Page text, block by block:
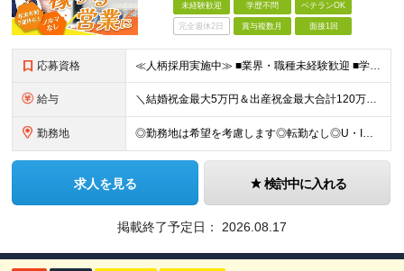
未経験歓迎 学歴不問 ベテランOK
完全週休2日 賞与複数月 面接1回
応募資格 ≪人柄採用実施中≫ ■業界・職種未経験歓迎 ■学歴不問 ■職歴や転職回数は一切不問 ■ブランクある方も相談可 ★育成前提の募集！ 今回の募集は事業拡大に伴う増員採用！ 欠員補充ではないため、 将来の
給与 ＼結婚祝金最大5万円＆出産祝金最大合計120万円！独自の手当をご用意／ 【東京】 月給28万700円～80万円＋歩合＋各種手当＋賞与年2回 【大阪】 月給26万8200円～80万円＋歩合＋各種手当＋
勤務地 ◎勤務地は希望を考慮します◎転勤なし◎U・Iターン歓迎 【本社】 大阪府大阪市西区京町堀１丁目１８−１５ 藤原ビル 2F ■以下、全国の各支店 ◎東北・関東エリア：仙台・千葉・東京第一（上野）・東
求人を見る 検討中に入れる
掲載終了予定日： 2026.08.17